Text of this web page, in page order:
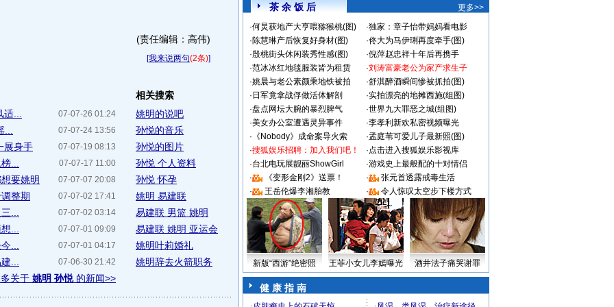
(责任编辑：高伟)
[我来说两句(2条)]
07-07-26 01:24
...
07-07-24 13:56
07-07-19 08:13
展身手
07-07-17 11:00
...
07-07-07 20:08
要姚明
07-07-02 17:41
整期
07-07-02 03:14
...
07-07-01 09:09
...
07-07-01 04:17
...
07-06-30 21:42
...
关于 姚明 孙悦的新闻>>
相关搜索
姚明的说吧
孙悦的音乐
孙悦的图片
孙悦 个人资料
孙悦 怀孕
姚明 易建联
易建联 男篮 姚明
易建联 姚明 亚运会
姚明叶莉婚礼
姚明辞去火箭职务
茶 余 饭 后
更多>>
·何炅获地产大亨喂猕猴桃(图) ·独家：章子怡带妈妈看电影
·陈慧琳产后恢复好身材(图) ·佟大为马伊琍再度牵手(图)
·殷桃街头休闲装秀性感(图) ·倪萍赵忠祥十年后再携手
·范冰冰红地毯服装皆为租赁 ·刘涛富豪老公为家产求生子
·姚晨与老公素颜乘地铁被拍 ·舒淇醉酒瞬间惨被抓拍(图)
· 日军竟拿战俘做活体解剖 ·实拍漂亮的地摊西施(组图)
·盘点网坛大腕的暴烈脾气 ·世界九大罪恶之城(组图)
·美女办公室遭遇灵异事件 ·李孝利新欢私密视频曝光
· 《Nobody》成命案导火索 ·孟庭苇可爱儿子最新照(图)
·搜狐娱乐招聘：加入我们吧！ ·点击进入搜狐娱乐影视库
·台北电玩展靓丽ShowGirl ·游戏史上最般配的十对情侣
·
《变形金刚2》送票！ ·
张元首透露戒毒生活
·
王岳伦爆李湘胎教 · 令人惊叹太空步下楼方式
新版“西游”绝密照 王菲小女儿李嫣曝光 酒井法子痛哭谢罪
健 康 指 南